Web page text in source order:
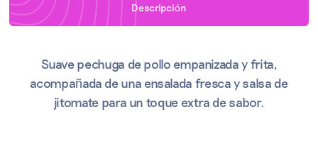
Descripción
Suave pechuga de pollo empanizada y frita,
acompañada de una ensalada fresca y salsa de
jitomate para un toque extra de sabor.